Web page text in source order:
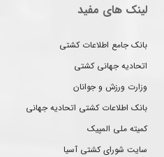
لینک های مفید
بانک جامع اطلاعات کشتی
اتحادیه جهانی کشتی
وزارت ورزش و جوانان
بانک اطلاعات کشتی اتحادیه جهانی
کمیته ملی المپیک
سایت شورای کشتی آسیا